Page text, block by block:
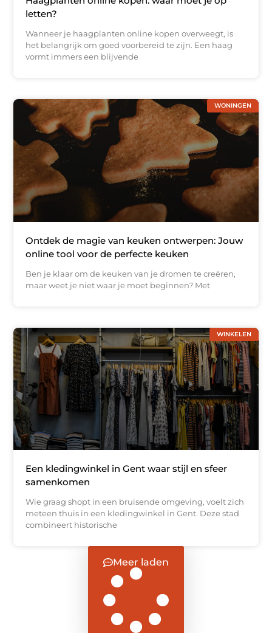
letten?
Wanneer je haagplanten online kopen overweegt, is
het belangrijk om goed voorbereid te zijn. Een haag
vormt immers een blijvende
WONINGEN
Ontdek de magie van keuken ontwerpen: Jouw
online tool voor de perfecte keuken
Ben je klaar om de keuken van je dromen te creëren,
maar weet je niet waar je moet beginnen? Met
WINKELEN
Een kledingwinkel in Gent waar stijl en sfeer
samenkomen
Wie graag shopt in een bruisende omgeving, voelt zich
meteen thuis in een kledingwinkel in Gent. Deze stad
combineert historische
Meer laden